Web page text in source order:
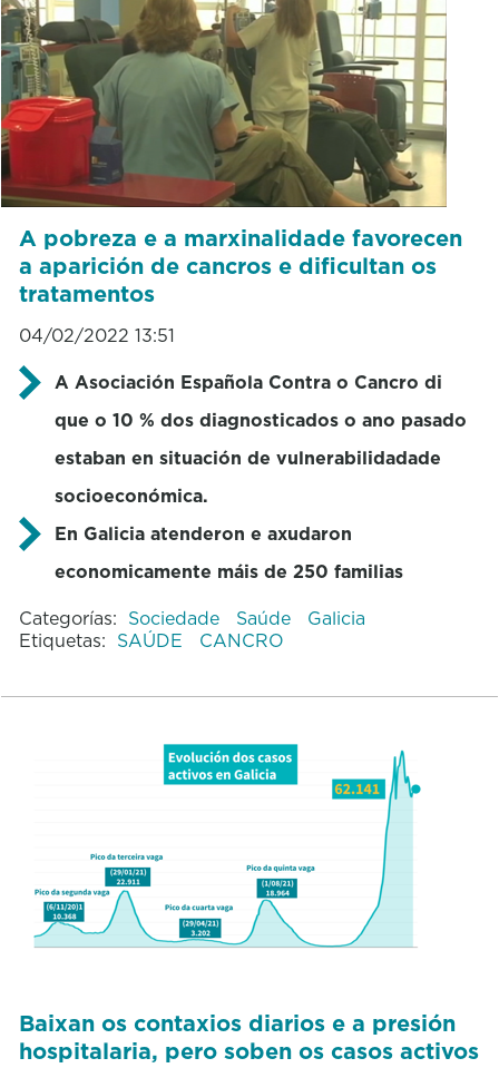
A pobreza e a marxinalidade favorecen
a aparición de cancros e dificultan os
tratamentos
04/02/2022 13:51
A Asociación Española Contra o Cancro di
que o 10 % dos diagnosticados o ano pasado
estaban en situación de vulnerabilidadade
socioeconómica.
En Galicia atenderon e axudaron
economicamente máis de 250 familias
Categorías: Sociedade Saúde
Galicia
Etiquetas: SAÚDE CANCRO
Baixan os contaxios diarios e a presión
hospitalaria, pero soben os casos activos